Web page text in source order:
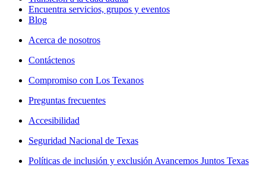
Encuentra servicios, grupos y eventos
Blog
Acerca de nosotros
Contáctenos
Compromiso con Los Texanos
Preguntas frecuentes
Accesibilidad
Seguridad Nacional de Texas
Políticas de inclusión y exclusión Avancemos Juntos Texas